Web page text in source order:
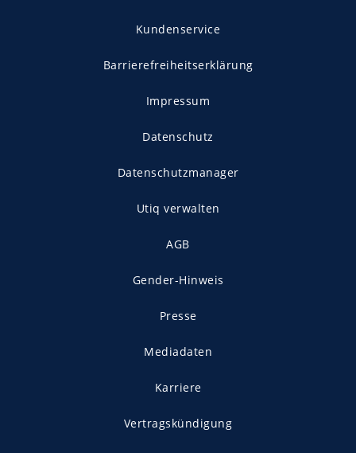
Kundenservice
Barrierefreiheitserklärung
Impressum
Datenschutz
Datenschutzmanager
Utiq verwalten
AGB
Gender-Hinweis
Presse
Mediadaten
Karriere
Vertragskündigung